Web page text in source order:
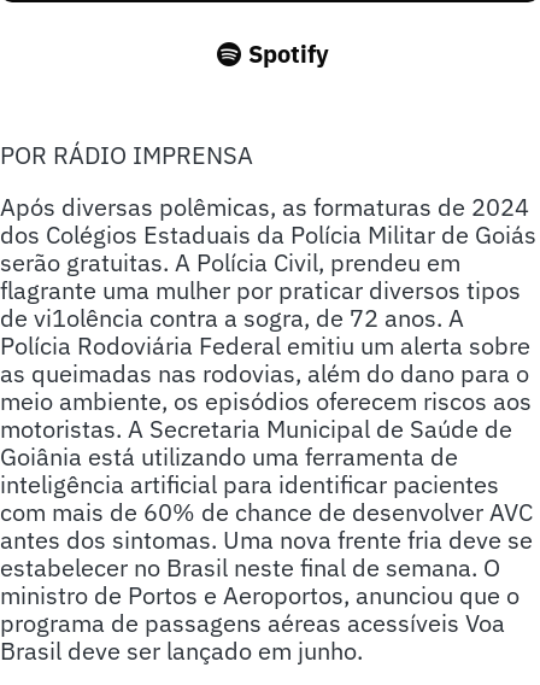
Spotify
POR RÁDIO IMPRENSA
Após diversas polêmicas, as formaturas de 2024
dos Colégios Estaduais da Polícia Militar de Goiás
serão gratuitas. A Polícia Civil, prendeu em
flagrante uma mulher por praticar diversos tipos
de vi1olência contra a sogra, de 72 anos. A
Polícia Rodoviária Federal emitiu um alerta sobre
as queimadas nas rodovias, além do dano para o
meio ambiente, os episódios oferecem riscos aos
motoristas. A Secretaria Municipal de Saúde de
Goiânia está utilizando uma ferramenta de
inteligência artificial para identificar pacientes
com mais de 60% de chance de desenvolver AVC
antes dos sintomas. Uma nova frente fria deve se
estabelecer no Brasil neste final de semana. O
ministro de Portos e Aeroportos, anunciou que o
programa de passagens aéreas acessíveis Voa
Brasil deve ser lançado em junho.